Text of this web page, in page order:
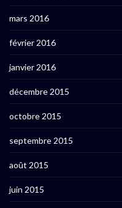
mars 2016
février 2016
janvier 2016
décembre 2015
octobre 2015
septembre 2015
août 2015
juin 2015